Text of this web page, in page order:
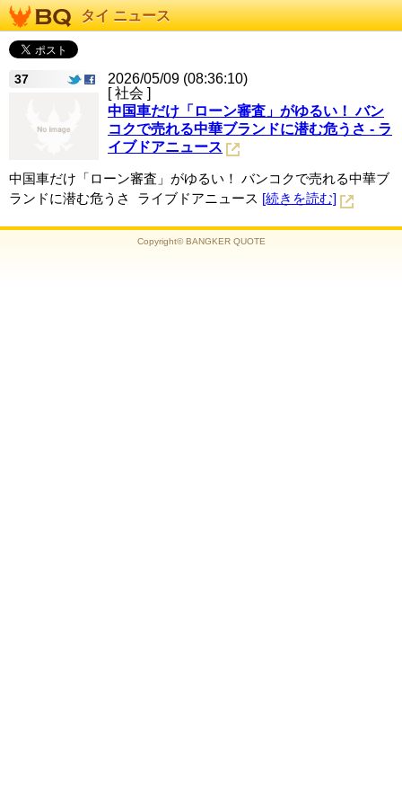
タイ ニュース
37
2026/05/09 (08:36:10)
[ 社会 ]
中国車だけ「ローン審査」がゆるい！ バン
コクで売れる中華ブランドに潜む危うさ - ラ
イブドアニュース
中国車だけ「ローン審査」がゆるい！ バンコクで売れる中華ブ
ランドに潜む危うさ ライブドアニュース [続きを読む]
Copyright© BANGKER QUOTE